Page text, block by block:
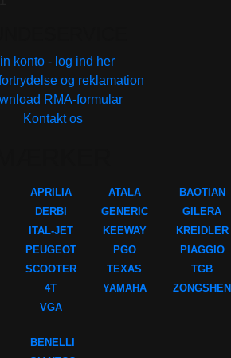
konto - log ind her
og reklamation
RMA-formular
Kontakt os
APRILIA
DERBI
ITAL-JET
PEUGEOT
SCOOTER
4T
VGA
ATALA
GENERIC
KEEWAY
PGO
TEXAS
YAMAHA
BAOTIAN
GILERA
KREIDLER
PIAGGIO
TGB
ZONGSHEN
BENELLI